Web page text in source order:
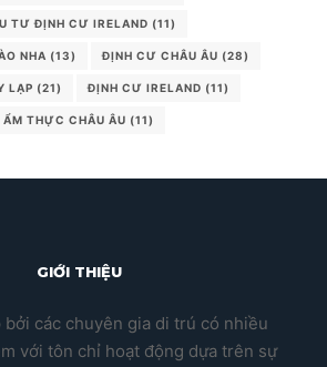
TƯ ĐỊNH CƯ IRELAND (11)
NHA (13) ĐỊNH CƯ CHÂU ÂU (28)
LẠP (21) ĐỊNH CƯ IRELAND (11)
ẨM THỰC CHÂU ÂU (11)
GIỚI THIỆU
các chuyên gia di trú có nhiều
với tôn chỉ hoạt động dựa trên sự